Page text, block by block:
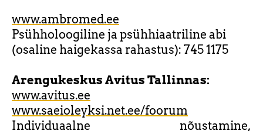
www.ambromed.ee
Psühholoogiline ja psühhiaatriline abi
(osaline haigekassa rahastus): 745 1175
Arengukeskus Avitus Tallinnas:
www.avitus.ee
www.saeioleyksi.net.ee/foorum
Individuaalne nõustamine,